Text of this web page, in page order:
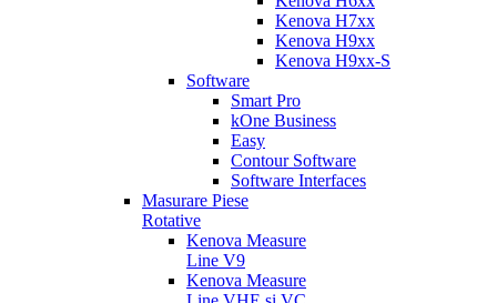
Kenova H7xx
Kenova H9xx
Kenova H9xx-S
Software
Smart Pro
kOne Business
Easy
Contour Software
Software Interfaces
Masurare Piese
Rotative
Kenova Measure
Line V9
Kenova Measure